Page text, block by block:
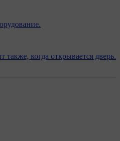
также, когда открывается дверь.